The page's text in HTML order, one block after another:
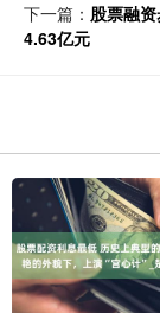
下一篇： 股票融
4.63亿元